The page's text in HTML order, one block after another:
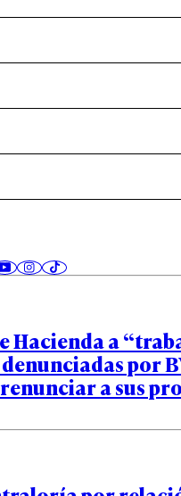
Hacienda a
por
a sus